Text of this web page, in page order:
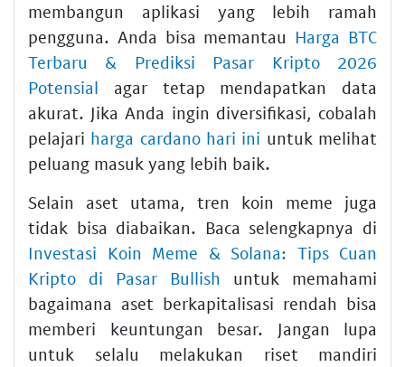
membangun aplikasi yang lebih ramah
pengguna. Anda bisa memantau Harga BTC
Terbaru & Prediksi Pasar Kripto 2026
Potensial agar tetap mendapatkan data
akurat. Jika Anda ingin diversifikasi, cobalah
pelajari harga cardano hari ini untuk melihat
peluang masuk yang lebih baik.
Selain aset utama, tren koin meme juga
tidak bisa diabaikan. Baca selengkapnya di
Investasi Koin Meme & Solana: Tips Cuan
Kripto di Pasar Bullish untuk memahami
bagaimana aset berkapitalisasi rendah bisa
memberi keuntungan besar. Jangan lupa
untuk selalu melakukan riset mandiri